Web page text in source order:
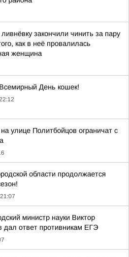
закончили чинить за пару
как в неё провалилась
женщина
День кошек!
на улице Политбойцов ограничат с
области продолжается
министр науки Виктор
дал ответ противникам ЕГЭ